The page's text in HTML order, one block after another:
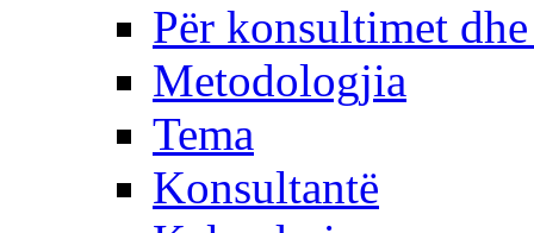
Për konsultimet
Metodologjia
Tema
Konsultantë